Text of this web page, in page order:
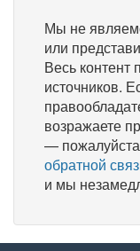
Мы не
или
Весь контент
источников.
возражаете
—
обратной
и мы